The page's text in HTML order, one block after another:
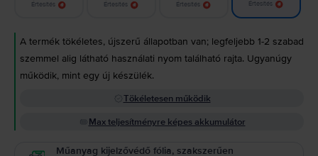
Értesítés Értesítés Értesítés Értesítés
A termék tökéletes, újszerű állapotban van; legfeljebb 1-2 szabad
szemmel alig látható használati nyom található rajta. Ugyanúgy
működik, mint egy új készülék.
Tökéletesen működik
Max teljesítményre képes akkumulátor
Műanyag kijelzővédő fólia, szakszerűen